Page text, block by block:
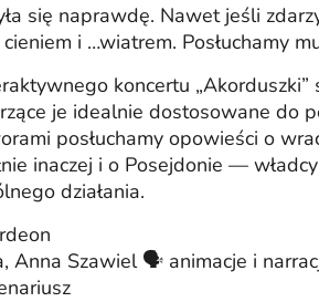
się naprawdę. Nawet jeśli
i …wiatrem. Posłuchamy
koncertu
je idealnie dostosowane do
posłuchamy opowieści o
inaczej i o Posejdonie —
działania.
Anna Szawiel 🗣️ animacje i